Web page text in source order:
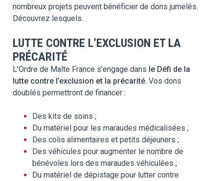
nombreux projets peuvent bénéficier de dons jumelés.
Découvrez lesquels.
LUTTE CONTRE L’EXCLUSION ET LA
PRÉCARITÉ
L’Ordre de Malte France s’engage dans le Défi de la
lutte contre l’exclusion et la précarité. Vos dons
doublés permettront de financer :
Des kits de soins ;
Du matériel pour les maraudes médicalisées ;
Des colis alimentaires et petits déjeuners ;
Des véhicules pour augmenter le nombre de
bénévoles lors des maraudes véhiculées ;
Du matériel de dépistage pour lutter contre